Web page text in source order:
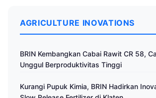
AGRICULTURE INOVATIONS
BRIN Kembangkan Cabai Rawit CR 58,
Unggul Berproduktivitas Tinggi
Kurangi Pupuk Kimia, BRIN Hadirkan